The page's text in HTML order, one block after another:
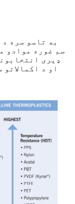
سم غوره موادو
ډیری
او د